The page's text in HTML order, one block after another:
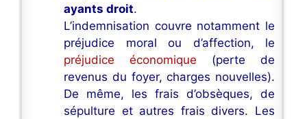
ayants droit.
L’indemnisation couvre notamment le
préjudice moral ou d’affection, le
préjudice économique (perte de
revenus du foyer, charges nouvelles).
De même, les frais d’obsèques, de
sépulture et autres frais divers. Les